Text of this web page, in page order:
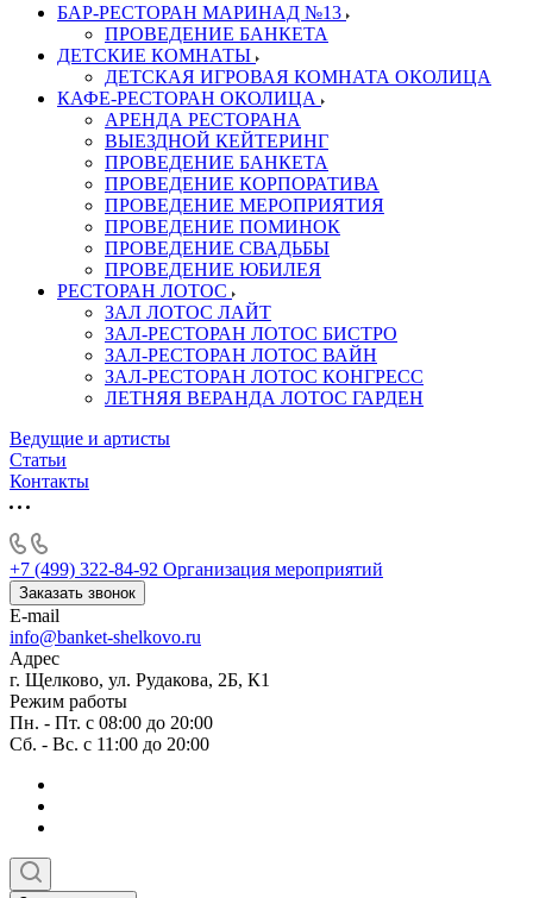
БАР-РЕСТОРАН МАРИНАД №13
ПРОВЕДЕНИЕ БАНКЕТА
ДЕТСКИЕ КОМНАТЫ
ДЕТСКАЯ ИГРОВАЯ КОМНАТА ОКОЛИЦА
КАФЕ-РЕСТОРАН ОКОЛИЦА
АРЕНДА РЕСТОРАНА
ВЫЕЗДНОЙ КЕЙТЕРИНГ
ПРОВЕДЕНИЕ БАНКЕТА
ПРОВЕДЕНИЕ КОРПОРАТИВА
ПРОВЕДЕНИЕ МЕРОПРИЯТИЯ
ПРОВЕДЕНИЕ ПОМИНОК
ПРОВЕДЕНИЕ СВАДЬБЫ
ПРОВЕДЕНИЕ ЮБИЛЕЯ
РЕСТОРАН ЛОТОС
ЗАЛ ЛОТОС ЛАЙТ
ЗАЛ-РЕСТОРАН ЛОТОС БИСТРО
ЗАЛ-РЕСТОРАН ЛОТОС ВАЙН
ЗАЛ-РЕСТОРАН ЛОТОС КОНГРЕСС
ЛЕТНЯЯ ВЕРАНДА ЛОТОС ГАРДЕН
Ведущие и артисты
Статьи
Контакты
+7 (499) 322-84-92 Организация мероприятий
Заказать звонок
E-mail
info@banket-shelkovo.ru
Адрес
г. Щелково, ул. Рудакова, 2Б, К1
Режим работы
Пн. - Пт. с 08:00 до 20:00
Сб. - Вс. с 11:00 до 20:00